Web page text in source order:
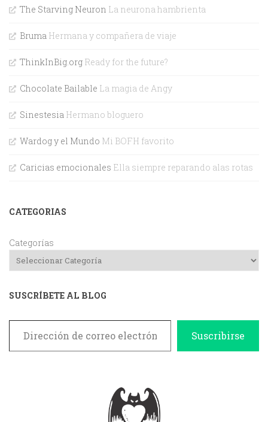
The Starving Neuron La neurona hambrienta
Bruma Hermana y compañera de viaje
ThinkInBig.org Ready for the future?
Chocolate Bailable La magia de Angy
Sinestesia Hermano bloguero
Wardog y el Mundo Mi BOFH favorito
Caricias emocionales Ella siempre reparando alas rotas
CATEGORIAS
Categorías
SUSCRÍBETE AL BLOG
Dirección de correo electrónico
Suscribirse